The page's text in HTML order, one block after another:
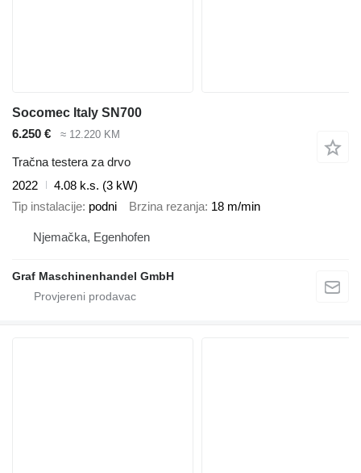
Socomec Italy SN700
6.250 €
≈ 12.220 KM
Tračna testera za drvo
2022
4.08 k.s. (3 kW)
Tip instalacije podni Brzina rezanja 18 m/min
Njemačka, Egenhofen
Graf Maschinenhandel GmbH